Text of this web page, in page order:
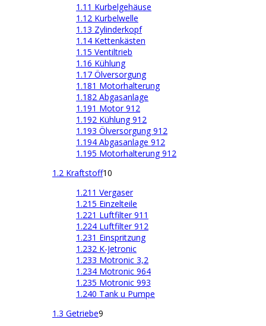
1.11 Kurbelgehäuse
1.12 Kurbelwelle
1.13 Zylinderkopf
1.14 Kettenkästen
1.15 Ventiltrieb
1.16 Kühlung
1.17 Ölversorgung
1.181 Motorhalterung
1.182 Abgasanlage
1.191 Motor 912
1.192 Kühlung 912
1.193 Ölversorgung 912
1.194 Abgasanlage 912
1.195 Motorhalterung 912
1.2 Kraftstoff10
1.211 Vergaser
1.215 Einzelteile
1.221 Luftfilter 911
1.224 Luftfilter 912
1.231 Einspritzung
1.232 K-Jetronic
1.233 Motronic 3,2
1.234 Motronic 964
1.235 Motronic 993
1.240 Tank u Pumpe
1.3 Getriebe9